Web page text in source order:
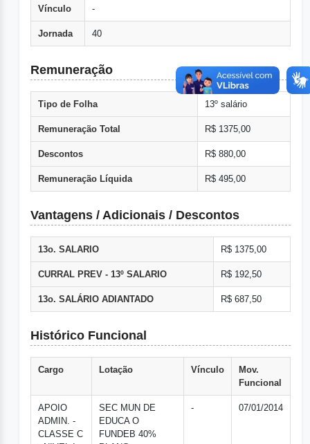
Vínculo -
Jornada 40
Remuneração
Tipo de Folha 13º salário
Remuneração Total R$ 1375,00
Descontos R$ 880,00
Remuneração Líquida R$ 495,00
Vantagens / Adicionais / Descontos
13o. SALARIO R$ 1375,00
CURRAL PREV - 13º SALARIO R$ 192,50
13o. SALÁRIO ADIANTADO R$ 687,50
Histórico Funcional
Cargo Lotação Vínculo
Mov.
Funcional
APOIO
ADMIN. -
CLASSE C
SEC MUN DE
EDUCA O
FUNDEB 40%
- 07/01/2014